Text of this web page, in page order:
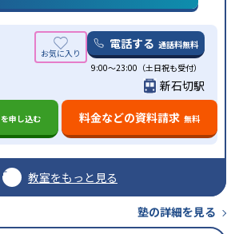
電話する 通話料無料
9:00～23:00（土日祝も受付）
新石切駅
を申し込む 料金などの資料請求 無料
教室をもっと見る
塾の詳細を見る